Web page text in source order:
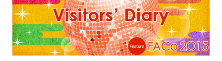
tiéng Viêt
Bahasa Indonesia